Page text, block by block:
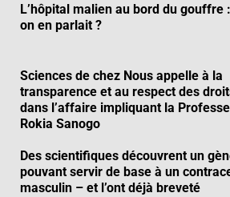
L’hôpital malien au bord du gouffre
on en parlait ?
Sciences de chez Nous appelle à la
transparence et au respect des
dans l’affaire impliquant la
Rokia Sanogo
Des scientifiques découvrent un
pouvant servir de base à un
masculin – et l’ont déjà breveté